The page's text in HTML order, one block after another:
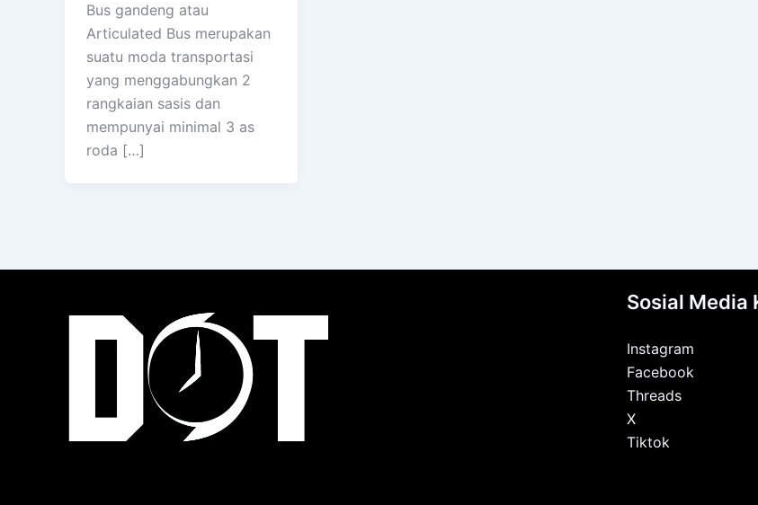
Bus gandeng atau
Articulated Bus merupakan
suatu moda transportasi
yang menggabungkan 2
rangkaian sasis dan
mempunyai minimal 3 as
roda […]
Sosial Media
Instagram
Facebook
Threads
X
Tiktok